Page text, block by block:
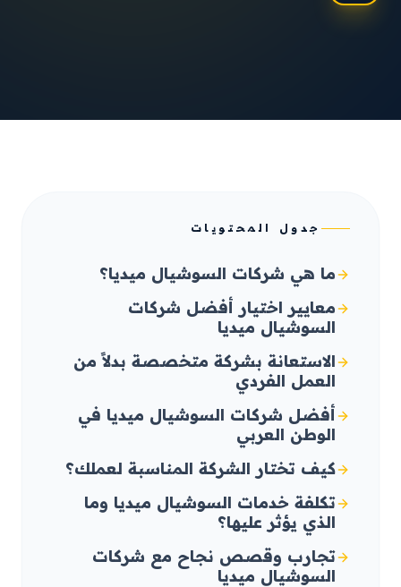
جدول المحتويات
ما هي شركات السوشيال ميديا؟
معايير اختيار أفضل شركات
السوشيال ميديا
الاستعانة بشركة متخصصة بدلاً من
العمل الفردي
أفضل شركات السوشيال ميديا في
الوطن العربي
كيف تختار الشركة المناسبة لعملك؟
تكلفة خدمات السوشيال ميديا وما
الذي يؤثر عليها؟
تجارب وقصص نجاح مع شركات
السوشيال ميديا